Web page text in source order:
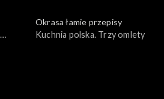
Okrasa łamie przepisy
Kuchnia polska. Trzy omlety